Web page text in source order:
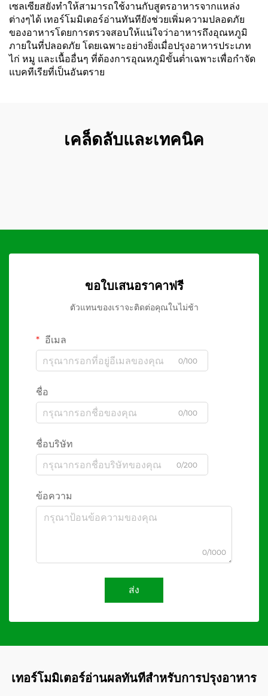
เซลเซียสยังทำให้สามารถใช้งานกับสูตรอาหารจากแหล่ง
ต่างๆได้ เทอร์โมมิเตอร์อ่านทันทียังช่วยเพิ่มความปลอดภัย
ของอาหารโดยการตรวจสอบให้แน่ใจว่าอาหารถึงอุณหภูมิ
ภายในที่ปลอดภัย โดยเฉพาะอย่างยิ่งเมื่อปรุงอาหารประเภท
ไก่ หมู และเนื้ออื่นๆ ที่ต้องการอุณหภูมิขั้นต่ำเฉพาะเพื่อกำจัด
แบคทีเรียที่เป็นอันตราย
เคล็ดลับและเทคนิค
ขอใบเสนอราคาฟรี
ตัวแทนของเราจะติดต่อคุณในไม่ช้า
อีเมล
0/100
ชื่อ
0/100
ชื่อบริษัท
0/200
ข้อความ
0/1000
ส่ง
เทอร์โมมิเตอร์อ่านผลทันทีสำหรับการปรุงอาหาร